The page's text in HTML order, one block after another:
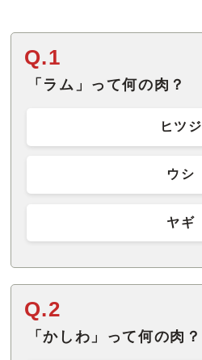
Q.1
「ラム」って何の肉？
ヒツジ
ウシ
ヤギ
Q.2
「かしわ」って何の肉？